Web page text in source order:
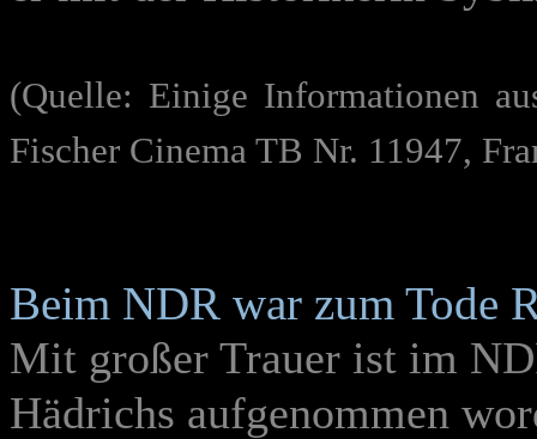
(Quelle: Einige Informationen
Fischer Cinema TB Nr. 11947,
Beim NDR war zum Tode
Mit großer Trauer ist im
Hädrichs aufgenommen